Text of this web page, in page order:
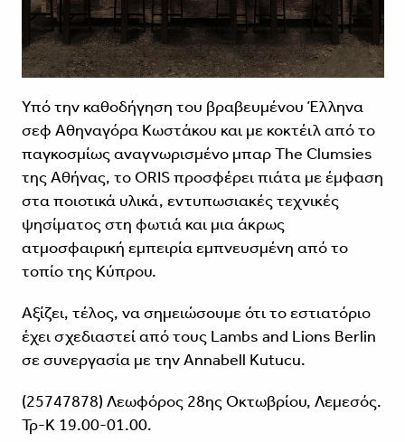
Υπό την καθοδήγηση του βραβευμένου Έλληνα
σεφ Αθηναγόρα Κωστάκου και με κοκτέιλ από το
παγκοσμίως αναγνωρισμένο μπαρ The Clumsies
της Αθήνας, το ORIS προσφέρει πιάτα με έμφαση
στα ποιοτικά υλικά, εντυπωσιακές τεχνικές
ψησίματος στη φωτιά και μια άκρως
ατμοσφαιρική εμπειρία εμπνευσμένη από το
τοπίο της Κύπρου.
Αξίζει, τέλος, να σημειώσουμε ότι το εστιατόριο
έχει σχεδιαστεί από τους Lambs and Lions Berlin
σε συνεργασία με την Annabell Kutucu.
(25747878) Λεωφόρος 28ης Οκτωβρίου, Λεμεσός.
Τρ-Κ 19.00-01.00.